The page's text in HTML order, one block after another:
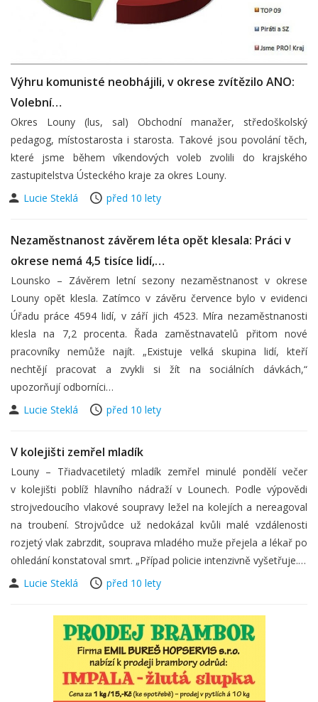
Výhru komunisté neobhájili, v okrese zvítězilo ANO:
Volební…
Okres Louny (lus, sal) Obchodní manažer, středoškolský
pedagog, místostarosta i starosta. Takové jsou povolání těch,
které jsme během víkendových voleb zvolili do krajského
zastupitelstva Ústeckého kraje za okres Louny.
Lucie Steklá
před 10 lety
Nezaměstnanost závěrem léta opět klesala: Práci v
okrese nemá 4,5 tisíce lidí,…
Lounsko – Závěrem letní sezony nezaměstnanost v okrese
Louny opět klesla. Zatímco v závěru července bylo v evidenci
Úřadu práce 4594 lidí, v září jich 4523. Míra nezaměstnanosti
klesla na 7,2 procenta. Řada zaměstnavatelů přitom nové
pracovníky nemůže najít. „Existuje velká skupina lidí, kteří
nechtějí pracovat a zvykli si žít na sociálních dávkách,“
upozorňují odborníci…
Lucie Steklá
před 10 lety
V kolejišti zemřel mladík
Louny – Třiadvacetiletý mladík zemřel minulé pondělí večer
v kolejišti poblíž hlavního nádraží v Lounech. Podle výpovědi
strojvedoucího vlakové soupravy ležel na kolejích a nereagoval
na troubení. Strojvůdce už nedokázal kvůli malé vzdálenosti
rozjetý vlak zabrzdit, souprava mladého muže přejela a lékař po
ohledání konstatoval smrt. „Případ policie intenzivně vyšetřuje.…
Lucie Steklá
před 10 lety